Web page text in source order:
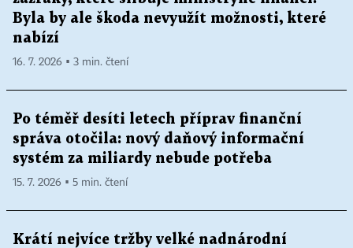
Byla by ale škoda nevyužít možnosti, které
nabízí
16. 7. 2026 ▪ 3 min. čtení
Po téměř desíti letech příprav finanční
správa otočila: nový daňový informační
systém za miliardy nebude potřeba
15. 7. 2026 ▪ 5 min. čtení
Krátí nejvíce tržby velké nadnárodní